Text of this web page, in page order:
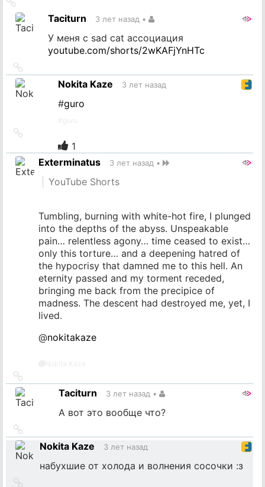
на
источникTaciturn 3 лет назад •
У меня с sad cat ассоциация
youtube.com/shorts/2wKAFjYnHTc
на
источникNokita Kaze 3 лет назад
#guro
источник
1
Exterminatus
3 лет назад •
YouTube Shorts
Tumbling, burning with white-hot fire, I plunged
into the depths of the abyss. Unspeakable
pain… relentless agony… time ceased to exist…
only this torture… and a deepening hatred of
the hypocrisy that damned me to this hell. An
eternity passed and my torment receded,
bringing me back from the precipice of
madness. The descent had destroyed me, yet, I
lived.
@nokitakaze
@
на
источникTaciturn 3 лет назад •
А вот это вообще что?
на
источник
Nokita Kaze 3 лет назад
набухшие от холода и волнения сосочки :з